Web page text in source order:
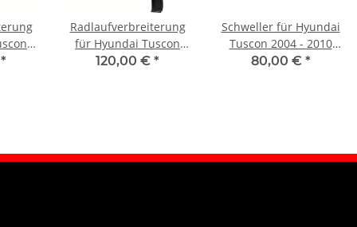
*
Radlaufverbreiterung
für Hyundai Tuscon
2004 - 2010 vorne links
120,00 € *
Schweller für Hyundai
Tuscon 2004 - 2010
links
80,00 € *